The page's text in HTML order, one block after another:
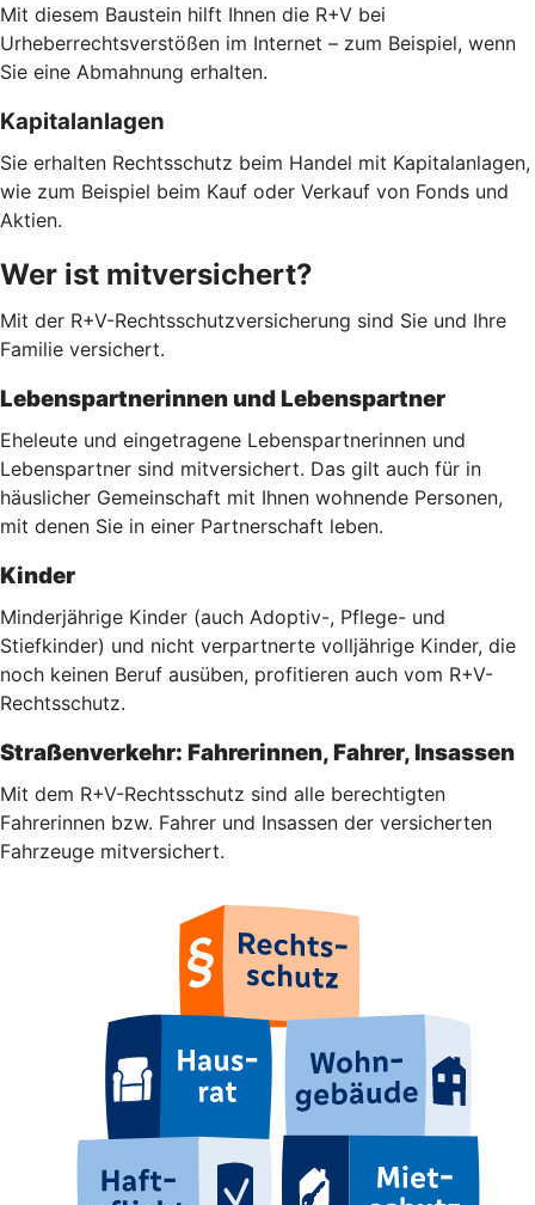
Mit diesem Baustein hilft Ihnen die R+V bei
Urheberrechtsverstößen im Internet – zum Beispiel, wenn
Sie eine Abmahnung erhalten.
Kapitalanlagen
Sie erhalten Rechtsschutz beim Handel mit Kapitalanlagen,
wie zum Beispiel beim Kauf oder Verkauf von Fonds und
Aktien.
Wer ist mitversichert?
Mit der R+V-Rechtsschutzversicherung sind Sie und Ihre
Familie versichert.
Lebenspartnerinnen und Lebenspartner
Eheleute und eingetragene Lebenspartnerinnen und
Lebenspartner sind mitversichert. Das gilt auch für in
häuslicher Gemeinschaft mit Ihnen wohnende Personen,
mit denen Sie in einer Partnerschaft leben.
Kinder
Minderjährige Kinder (auch Adoptiv-, Pflege- und
Stiefkinder) und nicht verpartnerte volljährige Kinder, die
noch keinen Beruf ausüben, profitieren auch vom R+V-
Rechtsschutz.
Straßenverkehr: Fahrerinnen, Fahrer, Insassen
Mit dem R+V-Rechtsschutz sind alle berechtigten
Fahrerinnen bzw. Fahrer und Insassen der versicherten
Fahrzeuge mitversichert.